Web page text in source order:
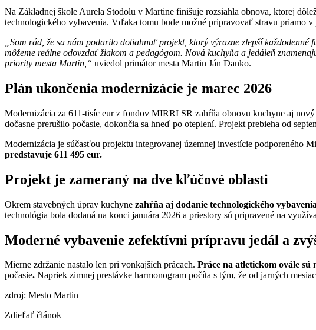
Na Základnej škole Aurela Stodolu v Martine finišuje rozsiahla obnova, ktorej
technologického vybavenia. Vďaka tomu bude možné pripravovať stravu priamo
„Som rád, že sa nám podarilo dotiahnuť projekt, ktorý výrazne zlepší
môžeme reálne odovzdať žiakom a pedagógom. Nová kuchyňa a jedáleň
priority mesta Martin,“ uviedol primátor mesta Martin Ján Danko.
Plán ukončenia modernizácie je marec 2026
Modernizácia za 611-tisíc eur z fondov MIRRI SR zahŕňa obnovu kuchyne aj
dočasne prerušilo počasie, dokončia sa hneď po oteplení. Projekt prebieha od
Modernizácia je súčasťou projektu integrovanej územnej investície podporeného
predstavuje 611 495 eur.
Projekt je zameraný na dve kľúčové oblasti
Okrem stavebných úprav kuchyne zahŕňa aj dodanie technologického
technológia bola dodaná na konci januára 2026 a priestory sú pripravené na
Moderné vybavenie zefektívni prípravu jedál a
Mierne zdržanie nastalo len pri vonkajších prácach. Práce na atletickom ovále sú
počasie. Napriek zimnej prestávke harmonogram počíta s tým, že od jarných
zdroj: Mesto Martin
Zdieľať článok